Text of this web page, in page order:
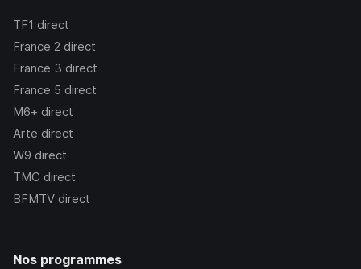
TF1 direct
France 2 direct
France 3 direct
France 5 direct
M6+ direct
Arte direct
W9 direct
TMC direct
BFMTV direct
Nos programmes